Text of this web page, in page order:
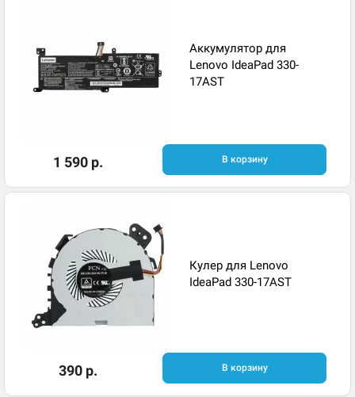
Аккумулятор для
Lenovo IdeaPad 330-
17AST
1 590 р. В корзину
Кулер для Lenovo
IdeaPad 330-17AST
390 р. В корзину